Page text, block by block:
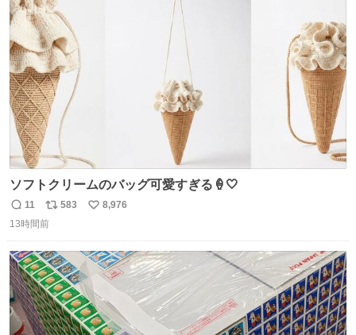
は1人あたり上限1万円、国際線は上限2万円まで支払う。
ト
数
ソフトクリームのバッグ可愛すぎる🍦🤍
返
信
11
リ
ポ
ト
数
583
い
数
8,976
13時間前